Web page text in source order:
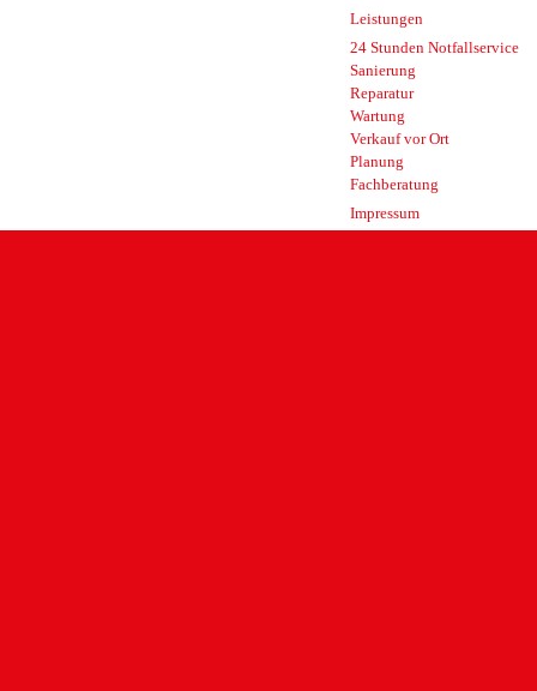
Leistungen
24 Stunden Notfallservice
Sanierung
Reparatur
Wartung
Verkauf vor Ort
Planung
Fachberatung
Impressum